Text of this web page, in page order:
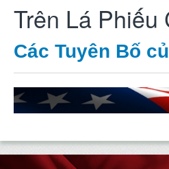
Trên Lá Phiếu
Các Tuyên Bố